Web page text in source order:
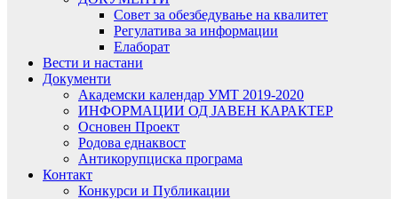
Совет за обезбедување на квалитет
Регулатива за информации
Елаборат
Вести и настани
Документи
Академски календар УМТ 2019-2020
ИНФОРМАЦИИ ОД ЈАВЕН КАРАКТЕР
Основен Проект
Родова еднаквост
Антикорупциска програма
Контакт
Конкурси и Публикации